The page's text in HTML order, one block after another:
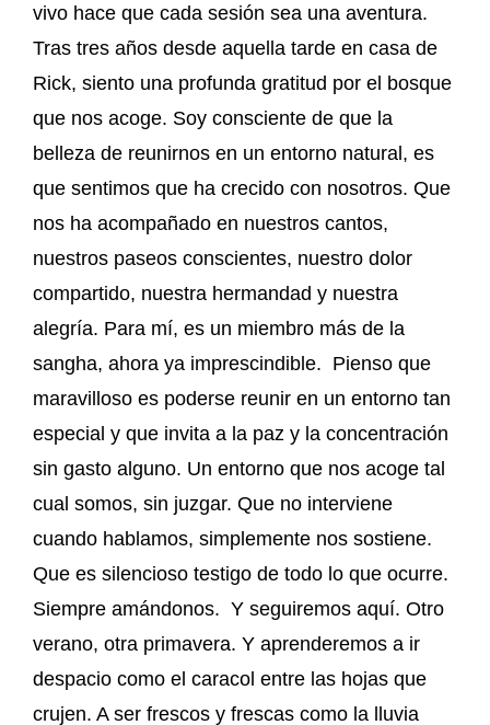
vivo hace que cada sesión sea una aventura.
Tras tres años desde aquella tarde en casa de
Rick, siento una profunda gratitud por el bosque
que nos acoge. Soy consciente de que la
belleza de reunirnos en un entorno natural, es
que sentimos que ha crecido con nosotros. Que
nos ha acompañado en nuestros cantos,
nuestros paseos conscientes, nuestro dolor
compartido, nuestra hermandad y nuestra
alegría. Para mí, es un miembro más de la
sangha, ahora ya imprescindible. Pienso que
maravilloso es poderse reunir en un entorno tan
especial y que invita a la paz y la concentración
sin gasto alguno. Un entorno que nos acoge tal
cual somos, sin juzgar. Que no interviene
cuando hablamos, simplemente nos sostiene.
Que es silencioso testigo de todo lo que ocurre.
Siempre amándonos. Y seguiremos aquí. Otro
verano, otra primavera. Y aprenderemos a ir
despacio como el caracol entre las hojas que
crujen. A ser frescos y frescas como la lluvia